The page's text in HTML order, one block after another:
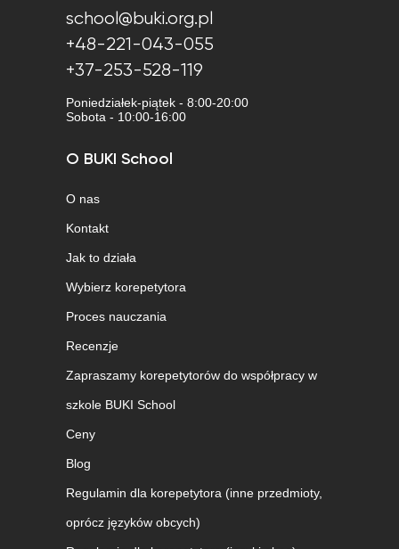
school@buki.org.pl
+48-221-043-055
+37-253-528-119
Poniedziałek-piątek - 8:00-20:00
Sobota - 10:00-16:00
O BUKI School
O nas
Kontakt
Jak to działa
Wybierz korepetytora
Proces nauczania
Recenzje
Zapraszamy korepetytorów do współpracy w
szkole BUKI School
Ceny
Blog
Regulamin dla korepetytora (inne przedmioty,
oprócz języków obcych)